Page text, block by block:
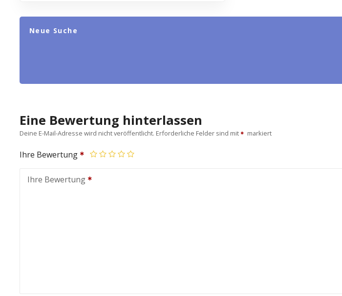
Neue Suche
Eine Bewertung hinterlassen
Deine E-Mail-Adresse wird nicht veröffentlicht. Erforderliche Felder sind mit markiert
Ihre Bewertung
Ihre Bewertung